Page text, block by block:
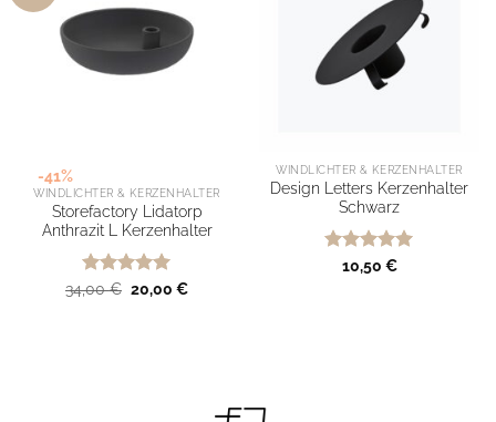
-41%
WINDLICHTER & KERZENHALTER
Storefactory Lidatorp
Anthrazit L Kerzenhalter
Bewertet
34,00€ Ursprünglicher
Preis
20,00€Aktueller
WINDLICHTER & KERZENHALTER
Design Letters Kerzenhalter
Schwarz
Bewertet
10,50 €